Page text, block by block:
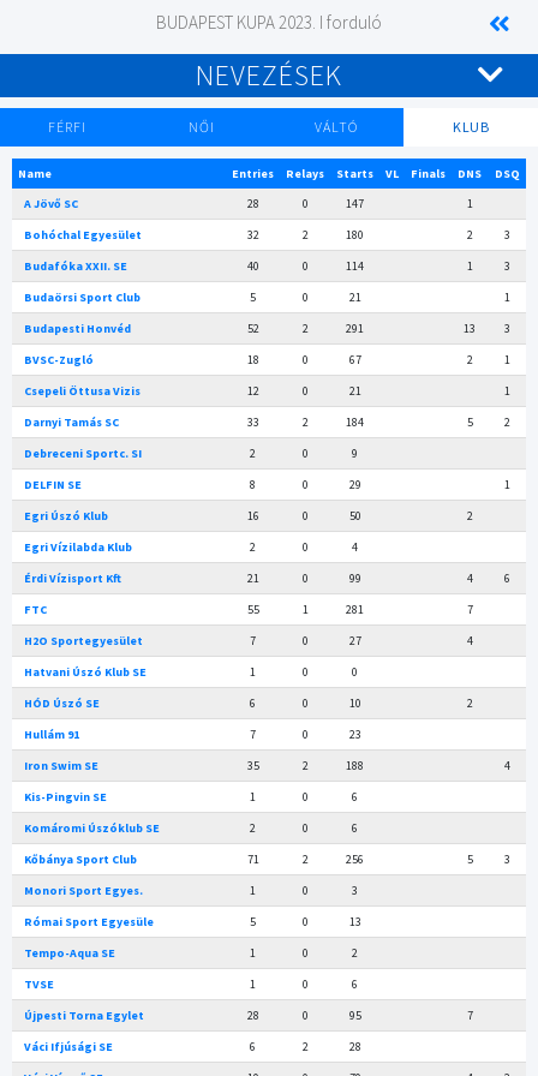
BUDAPEST KUPA 2023. I forduló
NEVEZÉSEK
FÉRFI NŐI VÁLTÓ KLUB
Name Entries Relays Starts VL Finals DNS
DSQ
A Jövő SC
28 0 147
1
Bohóchal Egyesület
32 2 180 2
3
Budafóka XXII. SE
40 0 114 1
3
Budaörsi Sport Club
5 0 21
1
Budapesti Honvéd
52 2 291 13
3
BVSC-Zugló
18 0 67 2
1
Csepeli Öttusa Vizis
12 0 21
1
Darnyi Tamás SC
33 2 184 5
2
Debreceni Sportc. SI
2 0
9
DELFIN SE
8 0 29
1
Egri Úszó Klub
16 0 50
2
Egri Vízilabda Klub
2 0
4
Érdi Vízisport Kft
21 0 99 4
6
FTC
55 1 281
7
H2O Sportegyesület
7 0 27
4
Hatvani Úszó Klub SE
1 0
0
HÓD Úszó SE
6 0 10
2
Hullám 91
7 0
23
Iron Swim SE
35 2 188
4
Kis-Pingvin SE
1 0
6
Komáromi Úszóklub SE
2 0
6
Kőbánya Sport Club
71 2 256 5
3
Monori Sport Egyes.
1 0
3
Római Sport Egyesüle
5 0
13
Tempo-Aqua SE
1 0
2
TVSE
1 0
6
Újpesti Torna Egylet
28 0 95
7
Váci Ifjúsági SE
6 2
28